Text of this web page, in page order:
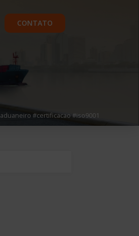
CONTATO
#certificacao #iso9001